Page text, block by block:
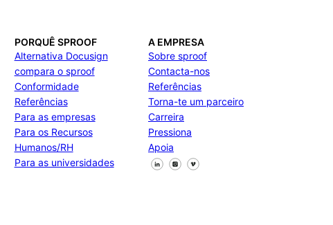
PORQUÊ SPROOF
Alternativa Docusign
compara o sproof
Conformidade
Referências
Para as empresas
Para os Recursos
Humanos/RH
Para as universidades
A EMPRESA
Sobre sproof
Contacta-nos
Referências
Torna-te um parceiro
Carreira
Pressiona
Apoia
Segue-nos no Facebook
Segue-nos no X
Segue-nos no LinkedIn